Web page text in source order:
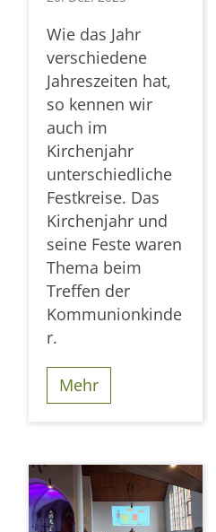
Wie das Jahr
verschiedene
Jahreszeiten hat,
so kennen wir
auch im
Kirchenjahr
unterschiedliche
Festkreise. Das
Kirchenjahr und
seine Feste waren
Thema beim
Treffen der
Kommunionkinde
r.
Mehr